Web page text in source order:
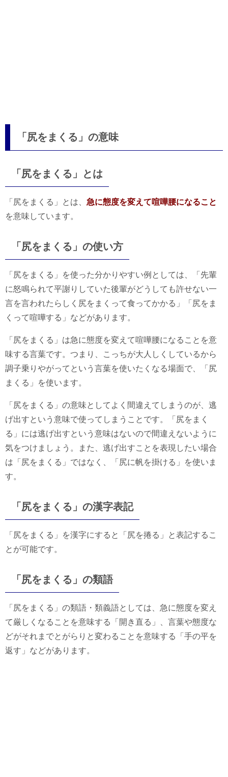
「尻をまくる」の意味
「尻をまくる」とは
「尻をまくる」とは、 急に態度を変えて喧嘩腰になること
を意味しています。
「尻をまくる」の使い方
「尻をまくる」を使った分かりやすい例としては、「先輩
に怒鳴られて平謝りしていた後輩がどうしても許せない一
言を言われたらしく尻をまくって食ってかかる」「尻をま
くって喧嘩する」などがあります。
「尻をまくる」は急に態度を変えて喧嘩腰になることを意
味する言葉です。つまり、こっちが大人しくしているから
調子乗りやがってという言葉を使いたくなる場面で、「尻
まくる」を使います。
「尻をまくる」の意味としてよく間違えてしまうのが、逃
げ出すという意味で使ってしまうことです。「尻をまく
る」には逃げ出すという意味はないので間違えないように
気をつけましょう。また、逃げ出すことを表現したい場合
は「尻をまくる」ではなく、「尻に帆を掛ける」を使いま
す。
「尻をまくる」の漢字表記
「尻をまくる」を漢字にすると「尻を捲る」と表記するこ
とが可能です。
「尻をまくる」の類語
「尻をまくる」の類語・類義語としては、急に態度を変え
て厳しくなることを意味する「開き直る」、言葉や態度な
どがそれまでとがらりと変わることを意味する「手の平を
返す」などがあります。